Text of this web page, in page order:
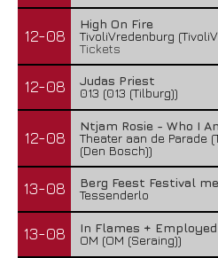
12-08
High On Fire
TivoliVredenburg
Tickets
12-08
Judas Priest
013 (013 (Tilburg))
12-08
Ntjam Rosie - Who I
Theater aan de Parade
(Den Bosch))
13-08
Berg Feest Festival
Tessenderlo
13-08
In Flames + Employed
OM (OM (Seraing))